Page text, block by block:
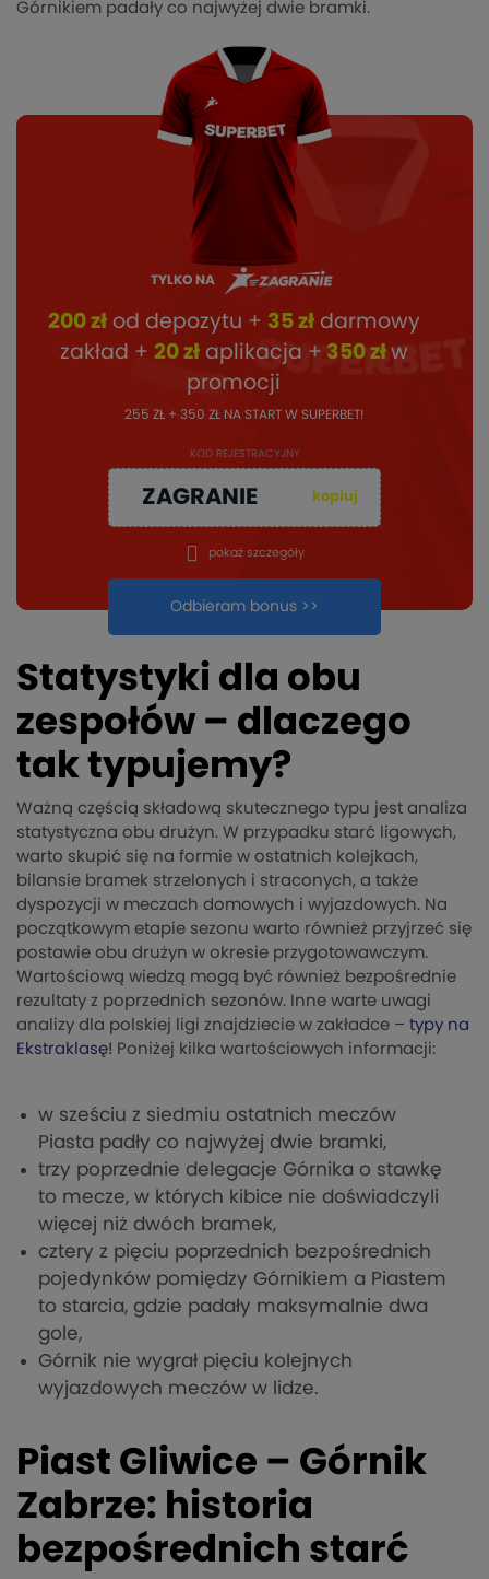
Górnikiem padały co najwyżej dwie bramki.
TYLKO NA
200 złod depozytu + 35 złdarmowy
zakład + 20 złaplikacja + 350 zł w
promocji
255 ZŁ + 350 ZŁ NA START W SUPERBET!
KOD REJESTRACYJNY
ZAGRANIE kopiuj
Odbieram bonus >>
pokaż szczegóły
Statystyki dla obu
zespołów – dlaczego
tak typujemy?
Ważną częścią składową skutecznego typu jest analiza
statystyczna obu drużyn. W przypadku starć ligowych,
warto skupić się na formie w ostatnich kolejkach,
bilansie bramek strzelonych i straconych, a także
dyspozycji w meczach domowych i wyjazdowych. Na
początkowym etapie sezonu warto również przyjrzeć się
postawie obu drużyn w okresie przygotowawczym.
Wartościową wiedzą mogą być również bezpośrednie
rezultaty z poprzednich sezonów. Inne warte uwagi
analizy dla polskiej ligi znajdziecie w zakładce – typy na
Ekstraklasę! Poniżej kilka wartościowych informacji:
w sześciu z siedmiu ostatnich meczów
Piasta padły co najwyżej dwie bramki,
trzy poprzednie delegacje Górnika o stawkę
to mecze, w których kibice nie doświadczyli
więcej niż dwóch bramek,
cztery z pięciu poprzednich bezpośrednich
pojedynków pomiędzy Górnikiem a Piastem
to starcia, gdzie padały maksymalnie dwa
gole,
Górnik nie wygrał pięciu kolejnych
wyjazdowych meczów w lidze.
Piast Gliwice – Górnik
Zabrze: historia
bezpośrednich starć